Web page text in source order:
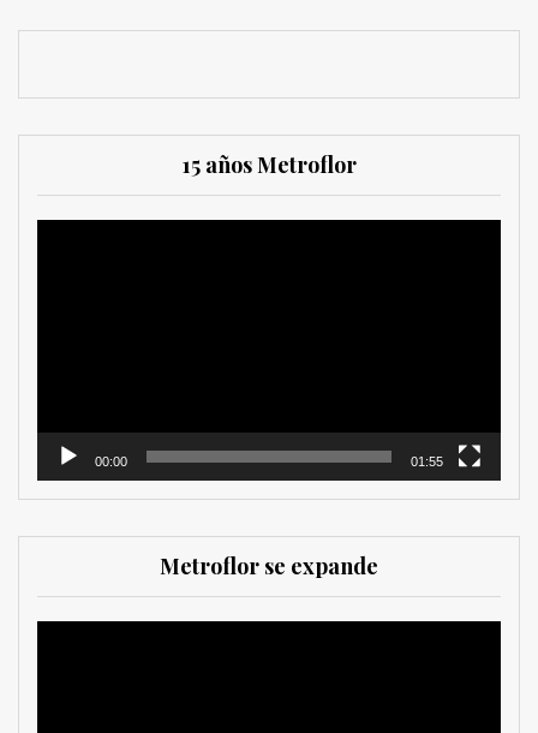
15 años Metroflor
00:00 01:55
Metroflor se expande